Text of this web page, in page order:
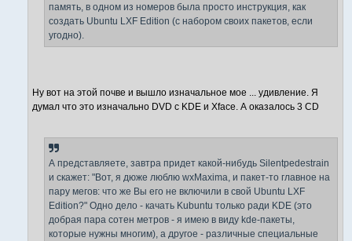
память, в одном из номеров была просто инструкция, как
создать Ubuntu LXF Edition (с набором своих пакетов, если
угодно).
Ну вот на этой почве и вышло изначальное мое ... удивление. Я
думал что это изначально DVD с KDE и Xface. А оказалось 3 CD
А представляете, завтра придет какой-нибудь Silentpedestrain
и скажет: "Вот, я дюже люблю wxMaxima, и пакет-то главное на
пару мегов: что же Вы его не включили в свой Ubuntu LXF
Edition?" Одно дело - качать Kubuntu только ради KDE (это
добрая пара сотен метров - я имею в виду kde-пакеты,
которые нужны многим), а другое - различные специальные